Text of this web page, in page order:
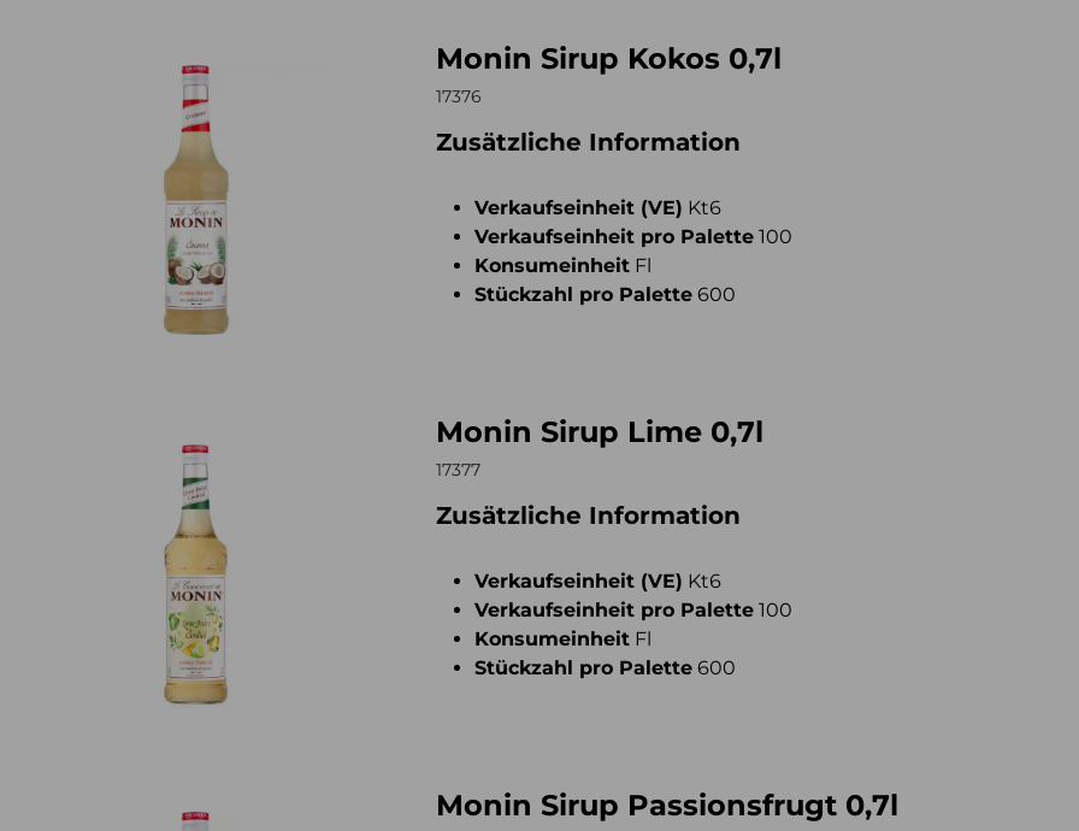
Monin Sirup Kokos 0,7l
17376
Zusätzliche Information
Verkaufseinheit (VE) Kt6
Verkaufseinheit pro Palette 100
Konsumeinheit Fl
Stückzahl pro Palette 600
Monin Sirup Lime 0,7l
17377
Zusätzliche Information
Verkaufseinheit (VE) Kt6
Verkaufseinheit pro Palette 100
Konsumeinheit Fl
Stückzahl pro Palette 600
Monin Sirup Passionsfrugt 0,7l